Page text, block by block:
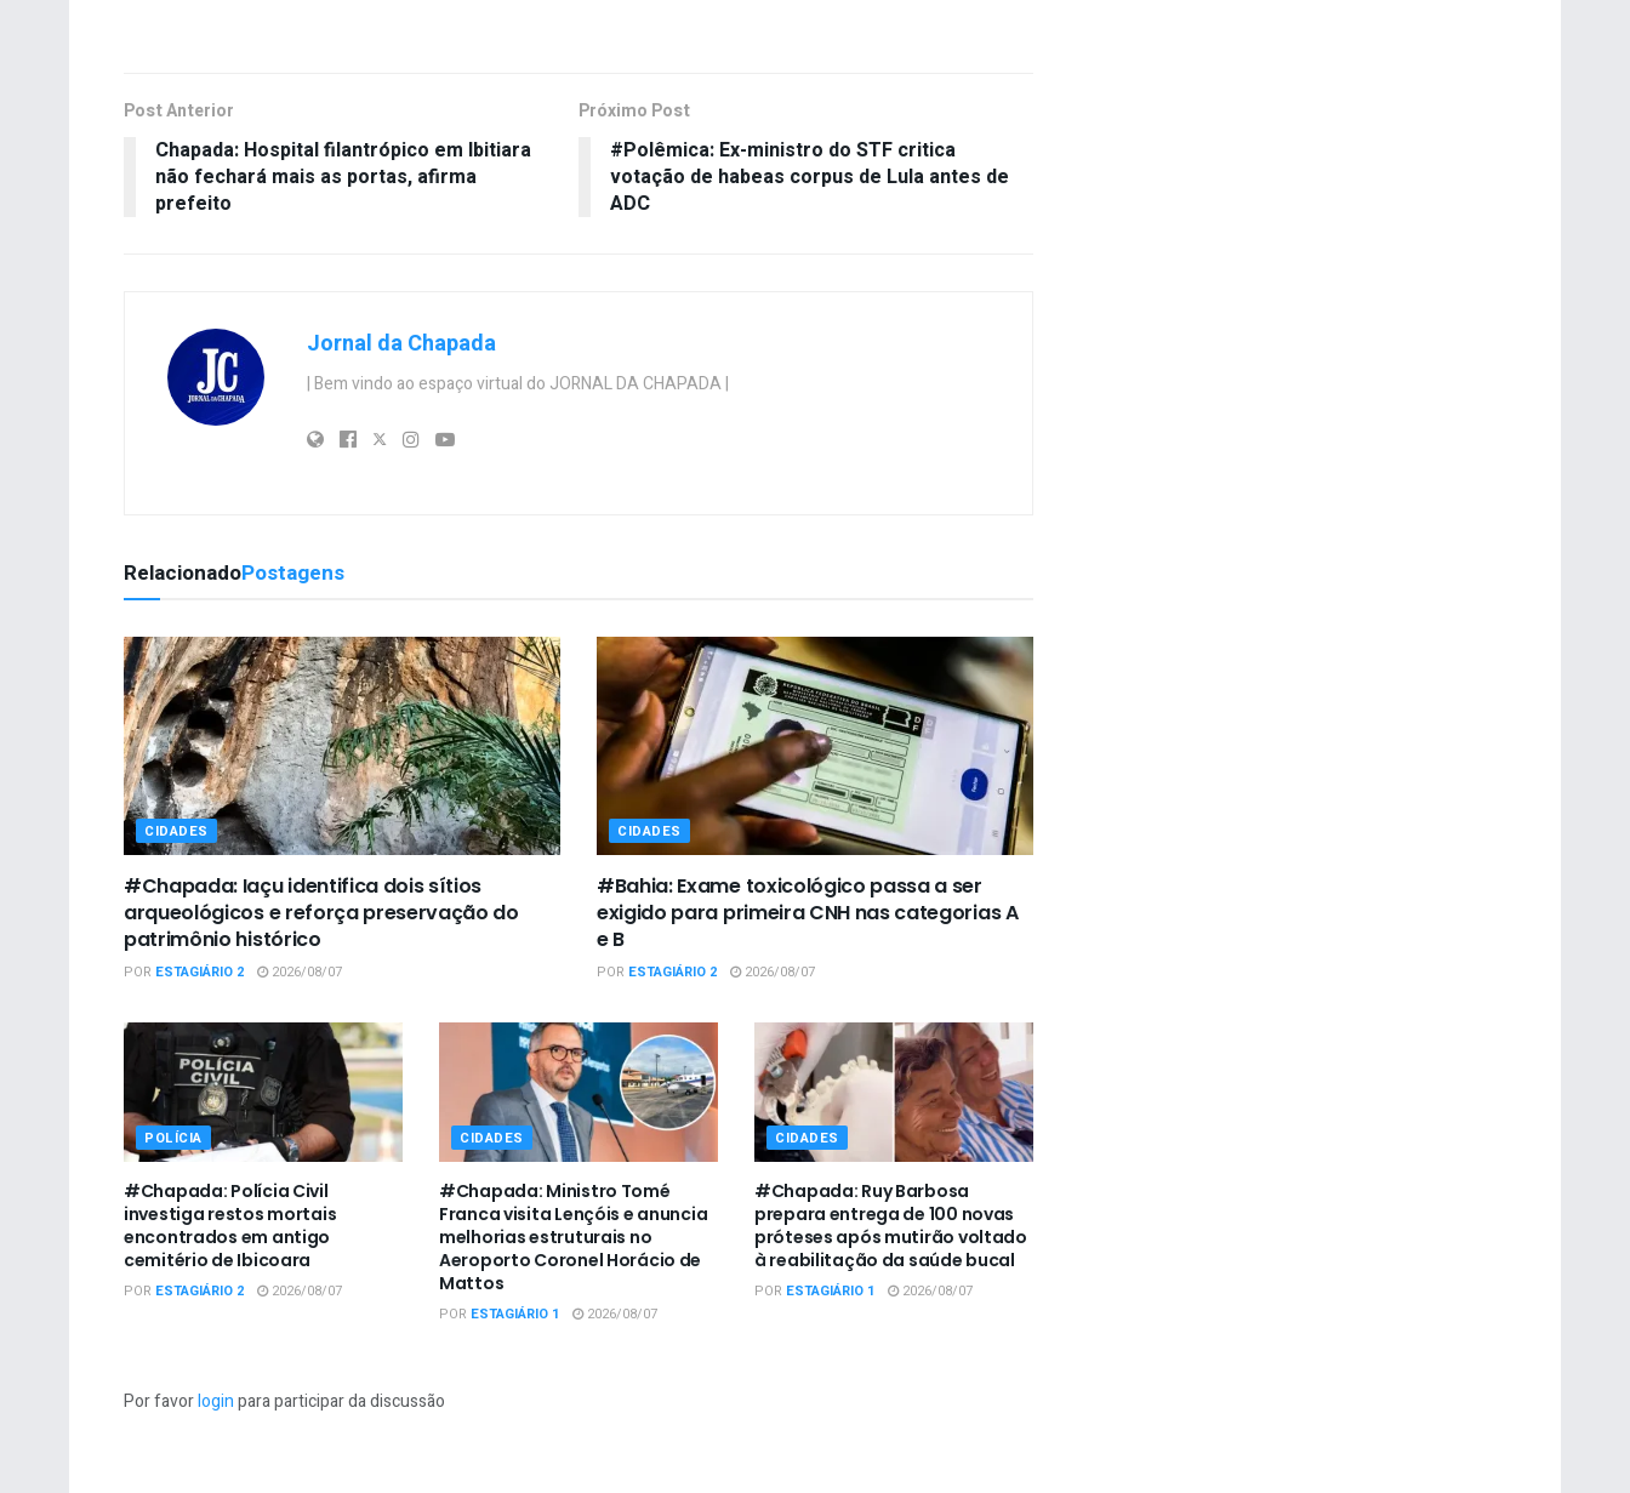
Post Anterior
Chapada: Hospital filantrópico em Ibitiara
não fechará mais as portas, afirma
prefeito
Próximo Post
#Polêmica: Ex-ministro do STF critica
votação de habeas corpus de Lula antes de
ADC
Jornal da Chapada
| Bem vindo ao espaço virtual do JORNAL DA CHAPADA |
RelacionadoPostagens
CIDADES
#Chapada: Iaçu identifica dois sítios
arqueológicos e reforça preservação do
patrimônio histórico
POR ESTAGIÁRIO 2 2026/08/07
CIDADES
#Bahia: Exame toxicológico passa a ser
exigido para primeira CNH nas categorias A
e B
POR ESTAGIÁRIO 2 2026/08/07
POLÍCIA
#Chapada: Polícia Civil
investiga restos mortais
encontrados em antigo
cemitério de Ibicoara
POR ESTAGIÁRIO 2 2026/08/07
CIDADES
#Chapada: Ministro Tomé
Franca visita Lençóis e anuncia
melhorias estruturais no
Aeroporto Coronel Horácio de
Mattos
POR ESTAGIÁRIO 1 2026/08/07
CIDADES
#Chapada: Ruy Barbosa
prepara entrega de 100 novas
próteses após mutirão voltado
à reabilitação da saúde bucal
POR ESTAGIÁRIO 1 2026/08/07
Por favorloginpara participar da discussão